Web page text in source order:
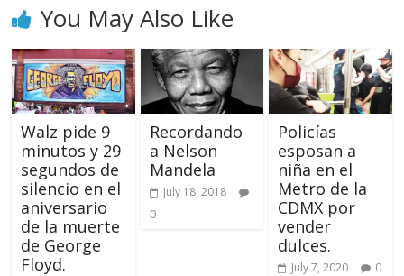
You May Also Like
Walz pide 9
minutos y 29
segundos de
silencio en el
aniversario
de la muerte
de George
Floyd.
Recordando
a Nelson
Mandela
July 18, 2018
0
Policías
esposan a
niña en el
Metro de la
CDMX por
vender
dulces.
July 7, 2020 0